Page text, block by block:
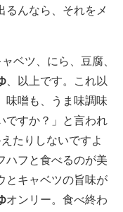
るんなら、それをメ
ベツ、にら、豆腐、
、以上です。これ以
味噌も、うま味調味
ですか？」と言われ
たりしないですよ
ハフと食べるのが美
とキャベツの旨味が
オンリー。食べ終わ